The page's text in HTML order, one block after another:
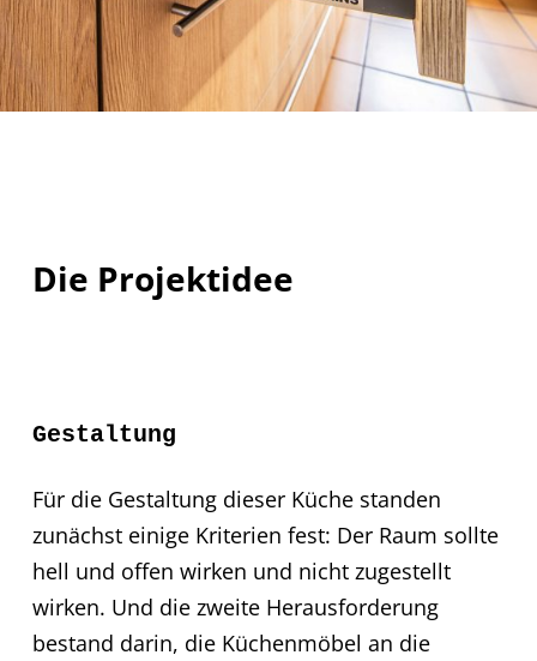
Die Projektidee
Gestaltung
Für die Gestaltung dieser Küche standen
zunächst einige Kriterien fest: Der Raum sollte
hell und offen wirken und nicht zugestellt
wirken. Und die zweite Herausforderung
bestand darin, die Küchenmöbel an die